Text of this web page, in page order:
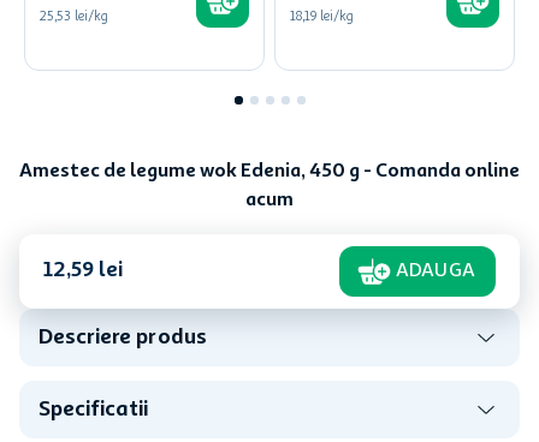
25,53 lei/kg 18,19 lei/kg
Amestec de legume wok Edenia, 450 g - Comanda online
acum
12,59 lei ADAUGA
Descriere produs
Specificatii